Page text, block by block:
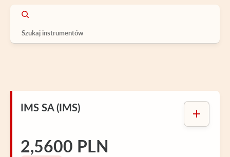
IMS SA (IMS)
2,5600 PLN